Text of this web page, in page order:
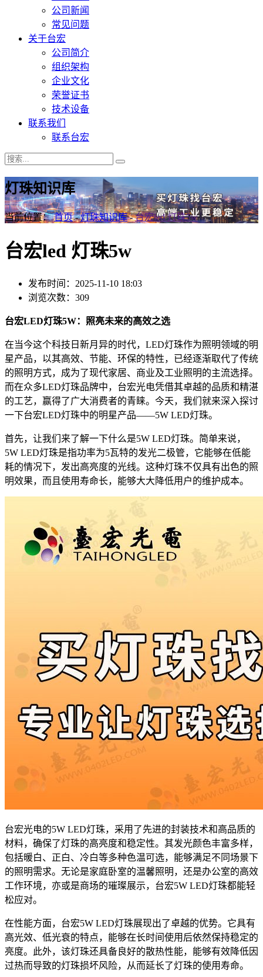
公司新闻
常见问题
关于台宏
公司简介
组织架构
企业文化
荣誉证书
技术设备
联系我们
联系台宏
灯珠知识库
当前位置：首页-灯珠知识库-台宏led 灯珠5w
台宏led 灯珠5w
发布时间：2025-11-10 18:03
浏览次数：309
台宏LED灯珠5W：照亮未来的高效之选
在当今这个科技日新月异的时代，LED灯珠作为照明领域的明
星产品，以其高效、节能、环保的特性，已经逐渐取代了传统
的照明方式，成为了现代家居、商业及工业照明的主流选择。
而在众多LED灯珠品牌中，台宏光电凭借其卓越的品质和精湛
的工艺，赢得了广大消费者的青睐。今天，我们就来深入探讨
一下台宏LED灯珠中的明星产品——5W LED灯珠。
首先，让我们来了解一下什么是5W LED灯珠。简单来说，
5W LED灯珠是指功率为5瓦特的发光二极管，它能够在低能
耗的情况下，发出高亮度的光线。这种灯珠不仅具有出色的照
明效果，而且使用寿命长，能够大大降低用户的维护成本。
台宏光电的5W LED灯珠，采用了先进的封装技术和高品质的
材料，确保了灯珠的高亮度和稳定性。其发光颜色丰富多样，
包括暖白、正白、冷白等多种色温可选，能够满足不同场景下
的照明需求。无论是家庭卧室的温馨照明，还是办公室的高效
工作环境，亦或是商场的璀璨展示，台宏5W LED灯珠都能轻
松应对。
在性能方面，台宏5W LED灯珠展现出了卓越的优势。它具有
高光效、低光衰的特点，能够在长时间使用后依然保持稳定的
亮度。此外，该灯珠还具备良好的散热性能，能够有效降低因
过热而导致的灯珠损坏风险，从而延长了灯珠的使用寿命。